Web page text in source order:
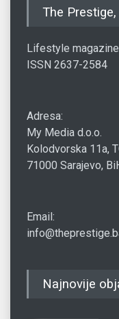
The
Lifestyle
ISSN 2637-2584
Adresa:
My Media d.o.o.
Kolodvorska 11a,
71000 Sarajevo,
Email:
Najnovije